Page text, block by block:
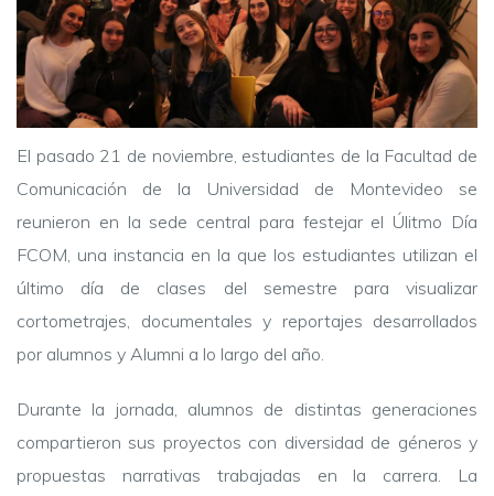
El pasado 21 de noviembre, estudiantes de la Facultad de
Comunicación de la Universidad de Montevideo se
reunieron en la sede central para festejar el Úlitmo Día
FCOM, una instancia en la que los estudiantes utilizan el
último día de clases del semestre para visualizar
cortometrajes, documentales y reportajes desarrollados
por alumnos y Alumni a lo largo del año.
Durante la jornada, alumnos de distintas generaciones
compartieron sus proyectos con diversidad de géneros y
propuestas narrativas trabajadas en la carrera. La